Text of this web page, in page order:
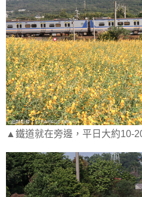
▲鐵道就在旁邊，平日大約10-